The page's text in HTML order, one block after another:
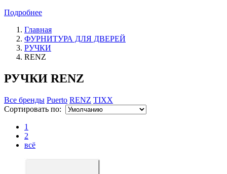
Подробнее
Главная
ФУРНИТУРА ДЛЯ ДВЕРЕЙ
РУЧКИ
RENZ
РУЧКИ RENZ
Все бренды Puerto RENZ TIXX
Сортировать по:
1
2
всё